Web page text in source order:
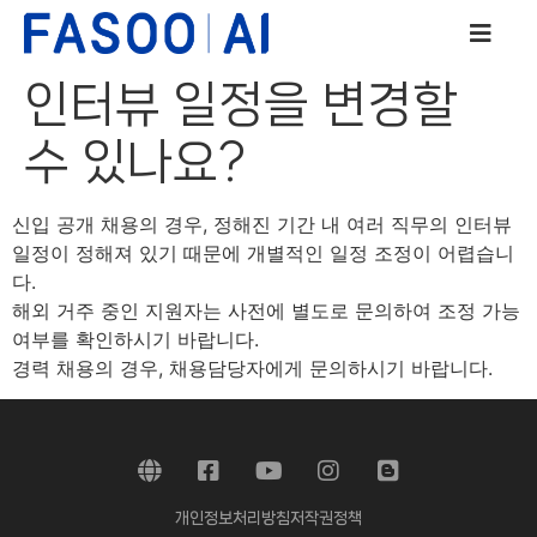
인터뷰 일정을 변경할
수 있나요?
신입 공개 채용의 경우, 정해진 기간 내 여러 직무의 인터뷰
일정이 정해져 있기 때문에 개별적인 일정 조정이 어렵습니
다.
해외 거주 중인 지원자는 사전에 별도로 문의하여 조정 가능
여부를 확인하시기 바랍니다.
경력 채용의 경우, 채용담당자에게 문의하시기 바랍니다.
개인정보처리방침저작권정책